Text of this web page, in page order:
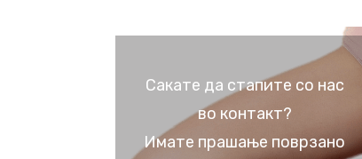
Сакате да стапите со нас
во контакт?
Имате прашање поврзано